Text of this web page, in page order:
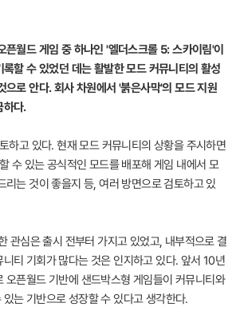
픈월드 게임 중 하나인 '엘더스크롤 5: 스카이림'이
할 수 있었던 데는 활발한 모드 커뮤니티의 활성
으로 안다. 회사 차원에서 '붉은사막'의 모드 지원
하다.
하고 있다. 현재 모드 커뮤니티의 상황을 주시하면
수 있는 공식적인 모드를 배포해 게임 내에서 모
리는 것이 좋을지 등, 여러 방면으로 검토하고 있
관심은 출시 전부터 가지고 있었고, 내부적으로 결
티 기회가 많다는 것은 인지하고 있다. 앞서 10년
오픈월드 기반에 샌드박스형 게임들이 커뮤니티와
는 기반으로 성장할 수 있다고 생각한다.